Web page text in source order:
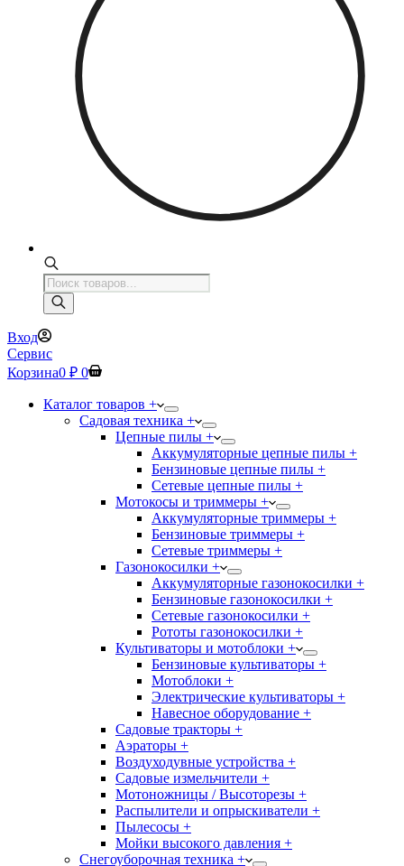
Поиск
товаров
Вход
Сервис
Корзина0 ₽ 0
Каталог товаров +
Садовая техника +
Цепные пилы +
Аккумуляторные цепные пилы +
Бензиновые цепные пилы +
Сетевые цепные пилы +
Мотокосы и триммеры +
Аккумуляторные триммеры +
Бензиновые триммеры +
Сетевые триммеры +
Газонокосилки +
Аккумуляторные газонокосилки +
Бензиновые газонокосилки +
Сетевые газонокосилки +
Рототы газонокосилки +
Культиваторы и мотоблоки +
Бензиновые культиваторы +
Мотоблоки +
Электрические культиваторы +
Навесное оборудование +
Садовые тракторы +
Аэраторы +
Воздуходувные устройства +
Садовые измельчители +
Мотоножницы / Высоторезы +
Распылители и опрыскиватели +
Пылесосы +
Мойки высокого давления +
Снегоуборочная техника +